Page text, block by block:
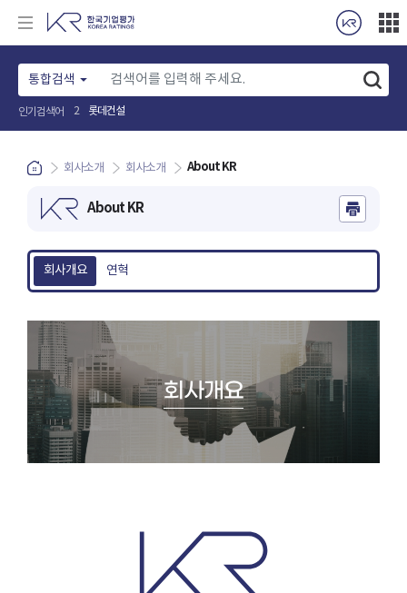
통합검색
인기검색어 2 롯데건설
회사소개 회사소개 About KR
About KR
회사개요 연혁
회사개요